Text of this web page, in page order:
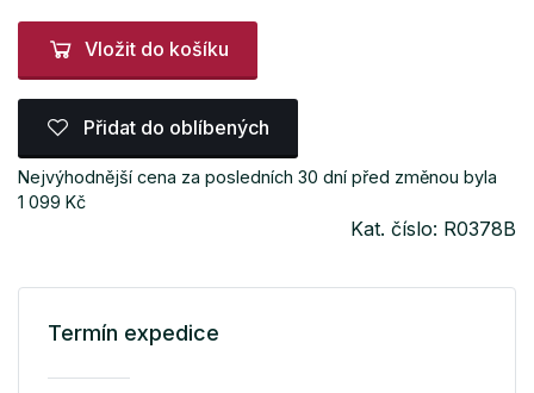
Vložit do košíku
Přidat do oblíbených
Nejvýhodnější cena za posledních 30 dní před změnou byla
1 099 Kč
Kat. číslo: R0378B
Termín expedice